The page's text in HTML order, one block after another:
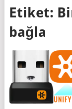
Etiket:
bağla